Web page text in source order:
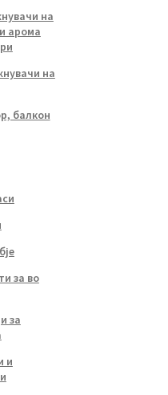
на
арома
на
балкон
за во
за
и